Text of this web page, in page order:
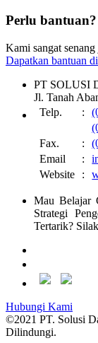
Perlu bantuan?
Kami sangat
Dapatkan bantuan
PT SOLUSI
Jl. Tanah
Telp.
:
Fax.
:
Email
:
Website
:
Mau Belajar
Strategi
Tertarik?
Hubungi Kami
©2021 PT. Solusi
Dilindungi.